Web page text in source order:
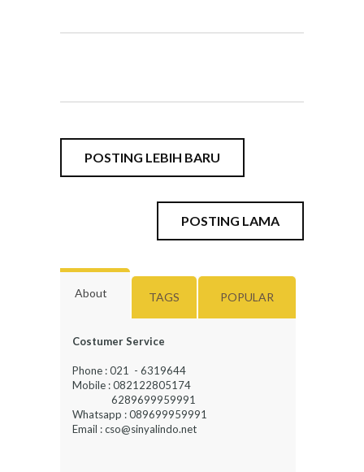
POSTING LEBIH BARU
POSTING LAMA
About TAGS POPULAR
Costumer Service
Phone : 021 - 6319644
Mobile : 082122805174
6289699959991
Whatsapp : 089699959991
Email : cso@sinyalindo.net